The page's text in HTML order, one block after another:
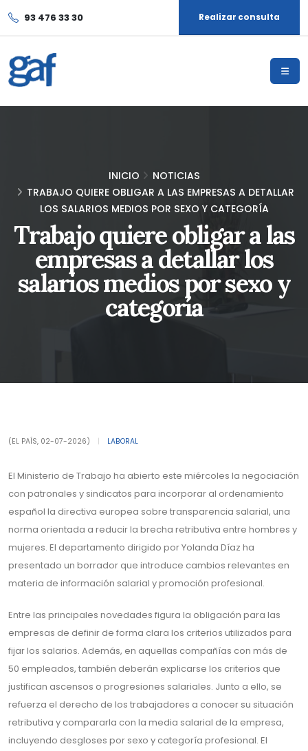
93 476 33 30 Realizar consulta
INICIO
NOTICIAS
TRABAJO QUIERE OBLIGAR A LAS EMPRESAS A DETALLAR
LOS SALARIOS MEDIOS POR SEXO Y CATEGORÍA
Trabajo quiere obligar a las
empresas a detallar los
salarios medios por sexo y
categoría
(EL PAÍS, 02-07-2026) LABORAL
El Ministerio de Trabajo ha abierto este miércoles la negociación
con patronales y sindicatos para incorporar al ordenamiento
español la directiva europea sobre transparencia salarial, una
norma orientada a reducir la brecha retributiva entre hombres y
mujeres. El departamento dirigido por Yolanda Díaz ha
presentado un borrador que introduce cambios relevantes en
materia de información salarial y promoción profesional.
Entre las principales novedades figura la obligación para las
empresas de definir de forma clara los criterios utilizados para
fijar los salarios. Además, en aquellas compañías con más de
50 empleados, también deberán explicarse los criterios que
justifican ascensos o progresiones salariales. Junto a ello, se
refuerza el derecho de los trabajadores a conocer su situación
retributiva y compararla con la media salarial de la empresa,
incluyendo desgloses por sexo y categoría profesional. El